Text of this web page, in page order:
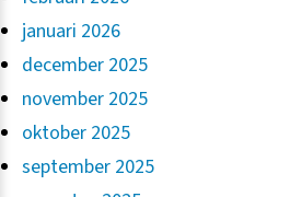
januari 2026
december 2025
november 2025
oktober 2025
september 2025